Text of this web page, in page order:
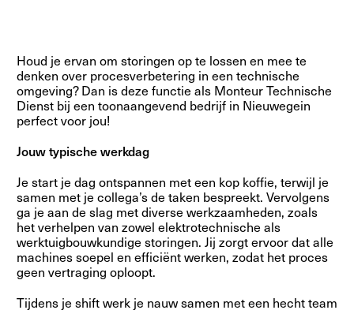
Houd je ervan om storingen op te lossen en mee te
denken over procesverbetering in een technische
omgeving? Dan is deze functie als Monteur Technische
Dienst bij een toonaangevend bedrijf in Nieuwegein
perfect voor jou!
Jouw typische werkdag
Je start je dag ontspannen met een kop koffie, terwijl je
samen met je collega’s de taken bespreekt. Vervolgens
ga je aan de slag met diverse werkzaamheden, zoals
het verhelpen van zowel elektrotechnische als
werktuigbouwkundige storingen. Jij zorgt ervoor dat alle
machines soepel en efficiënt werken, zodat het proces
geen vertraging oploopt.
Tijdens je shift werk je nauw samen met een hecht team